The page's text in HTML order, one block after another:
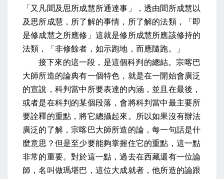
「又凡聞及思所成慧所通達事」，透由聞所成慧以
及思所成慧，所了解的事情，所了解的法類，「即
是修成慧之所應修」這就是修所成慧所應該修持的
法類，「非修餘者，如示跑地，而應隨跑。」
接下來的這一段，是這個科判的總結。宗喀巴
大師所造的論典有一個特色，就是在一開始會廣泛
的宣說，科判當中所要表達的內涵，並且在最後，
或者是在科判的某個段落，會將科判當中最主要所
要詮釋的重點，將它總攝起來。所以如果沒有辦法
廣泛的了解，宗喀巴大師所造的論，每一句話是什
麼意思？但是至少要能夠掌握住它的重點，這一點
非常的重要。對於這一點，過去在西藏還有一位論
師，名叫做瑪堪巴，這位大成就者，他所造的論跟